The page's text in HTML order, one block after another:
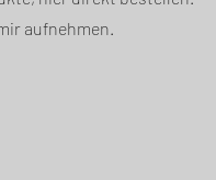
aufnehmen.